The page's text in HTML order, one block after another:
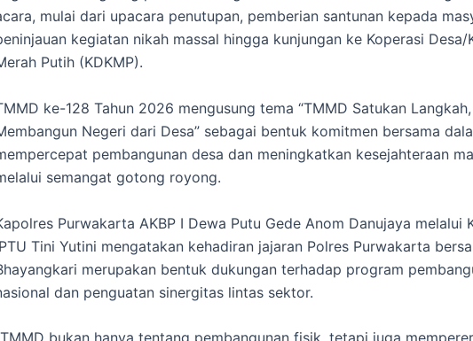
mulai dari upacara penutupan, pemberian santunan kepada
kegiatan nikah massal hingga kunjungan ke Koperasi Desa/
Putih (KDKMP).
ke-128 Tahun 2026 mengusung tema “TMMD Satukan Langkah,
Negeri dari Desa” sebagai bentuk komitmen bersama
pembangunan desa dan meningkatkan kesejahteraan
semangat gotong royong.
Purwakarta AKBP I Dewa Putu Gede Anom Danujaya melalui
Tini Yutini mengatakan kehadiran jajaran Polres Purwakarta
merupakan bentuk dukungan terhadap program
dan penguatan sinergitas lintas sektor.